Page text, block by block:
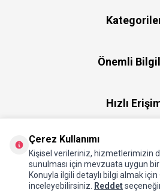
Önemli
Hızlı
Çerez Kullanımı
Kişisel verileriniz, hizmetlerimizin
sunulması için mevzuata uygun
Konuyla ilgili detaylı bilgi almak için
inceleyebilirsiniz.
Reddet